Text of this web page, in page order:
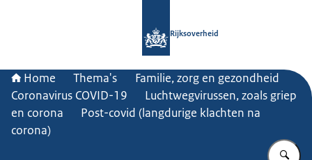
Rijksoverheid
Home Thema's
Familie, zorg en gezondheid
Coronavirus COVID-19
Luchtwegvirussen, zoals griep
en corona
Post-covid (langdurige klachten na
corona)